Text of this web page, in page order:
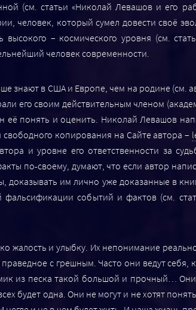
(см. статьи «Николай Левашов и его
человек, который сумел довести своё
– космического уровня (см.
человек современности.
знают в США и Европе, чем на родине (см.
его своим действительным членом
её понять и оценить. Николай Левашов
копирования на Сайте автора –
и уровне его ответственности за
по-своему, думают, что если автор
им лично уже доказанные в
событий и фактов (см.
жалость и улыбку. Их непонимание
с грешным. Часто они ведут себя,
из песка такой большой и прочный…
будет одна. Они не могут и не хотят